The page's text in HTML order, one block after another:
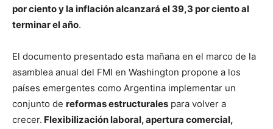
por ciento y la inflación alcanzará el 39,3 por ciento al
terminar el año.
El documento presentado esta mañana en el marco de la
asamblea anual del FMI en Washington propone a los
países emergentes como Argentina implementar un
conjunto de reformas estructurales para volver a
crecer. Flexibilización laboral, apertura comercial,